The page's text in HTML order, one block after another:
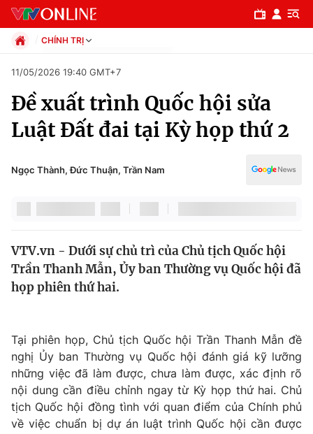
Chuyên mục
Chính trị
Xã hội
Pháp luật
Y tế
Thế giới đó đây
Câu chuyện quốc tế
Kinh tế
Tài chính
Thị trường
Góc doanh nghiệp
Dữ liệu và đời sống
Truyền hình
CHÍNH TRỊ
Xã hội
Pháp luật
Thể thao
Văn hóa - Giải trí
Đời sống
Giáo dục
11/05/2026 19:40 GMT+7
Đề xuất trình Quốc hội sửa
Luật Đất đai tại Kỳ họp thứ 2
Ngọc Thành, Đức Thuận, Trần Nam
VTV.vn - Dưới sự chủ trì của Chủ tịch Quốc hội
Trần Thanh Mẫn, Ủy ban Thường vụ Quốc hội đã
họp phiên thứ hai.
Tại phiên họp, Chủ tịch Quốc hội Trần Thanh Mẫn đề
nghị Ủy ban Thường vụ Quốc hội đánh giá kỹ lưỡng
những việc đã làm được, chưa làm được, xác định rõ
nội dung cần điều chỉnh ngay từ Kỳ họp thứ hai. Chủ
tịch Quốc hội đồng tình với quan điểm của Chính phủ
về việc chuẩn bị dự án luật trình Quốc hội cần được